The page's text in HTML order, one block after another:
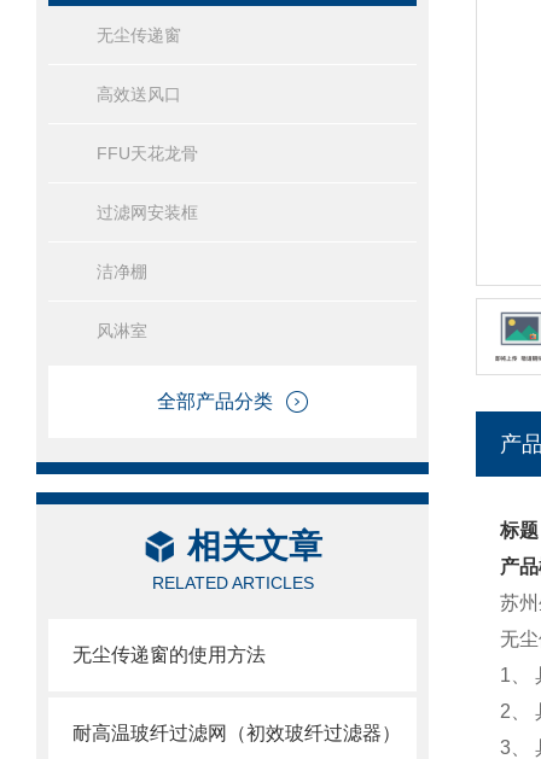
无尘传递窗
高效送风口
FFU天花龙骨
过滤网安装框
洁净棚
风淋室
全部产品分类
相关文章
RELATED ARTICLES
无尘传递窗的使用方法
耐高温玻纤过滤网（初效玻纤过滤器）
产
标
产
苏
无
1、
2、
3、